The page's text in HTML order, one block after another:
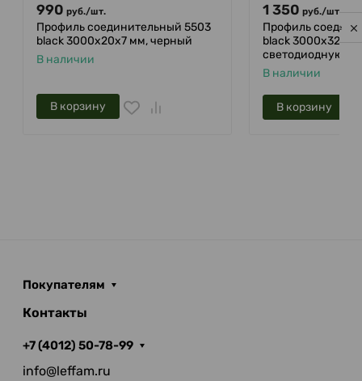
990 руб./шт.
Профиль соединительный 5503
black 3000х20х7 мм, черный
В наличии
В корзину
1 350 руб./шт.
Профиль
black
светодиодную
В наличии
В корзину
Покупателям
Контакты
+7 (4012) 50-78-99
info@leffam.ru
Privacy notice